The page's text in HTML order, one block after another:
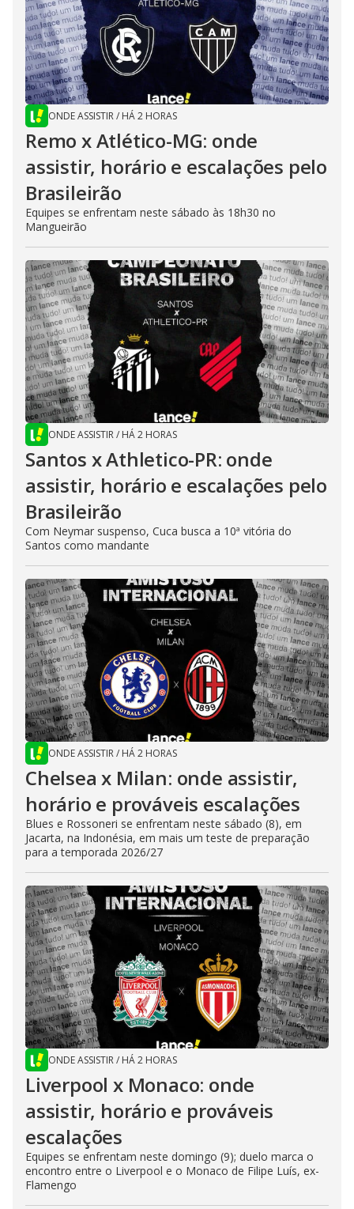
ONDE ASSISTIR/ HÁ 2 HORAS
Remo x Atlético-MG: onde
assistir, horário e escalações pelo
Brasileirão
Equipes se enfrentam neste sábado às 18h30 no
Mangueirão
ONDE ASSISTIR/ HÁ 2 HORAS
Santos x Athletico-PR: onde
assistir, horário e escalações pelo
Brasileirão
Com Neymar suspenso, Cuca busca a 10ª vitória do
Santos como mandante
ONDE ASSISTIR/ HÁ 2 HORAS
Chelsea x Milan: onde assistir,
horário e prováveis escalações
Blues e Rossoneri se enfrentam neste sábado (8), em
Jacarta, na Indonésia, em mais um teste de preparação
para a temporada 2026/27
ONDE ASSISTIR/ HÁ 2 HORAS
Liverpool x Monaco: onde
assistir, horário e prováveis
escalações
Equipes se enfrentam neste domingo (9); duelo marca o
encontro entre o Liverpool e o Monaco de Filipe Luís, ex-
Flamengo